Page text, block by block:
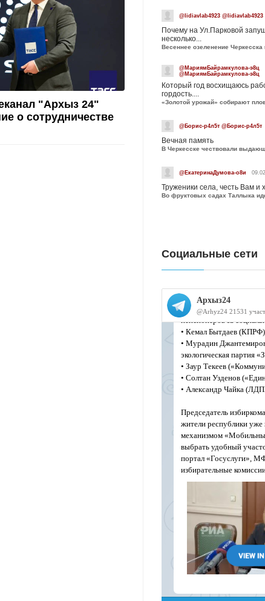
"Архыз 24"
о сотрудничестве
@lidiavlab4923 @lidiavlab4923
Почему на Ул.Парковой
несколько...
Весеннее озеленение
@МариямБайрамкулова-э8ц
@МариямБайрамкулова-э8ц
Который год восхищаюсь
гордость....
«Золотой урожай» собирают
@Борис-р4л5т @Борис-р4л5т
Вечная память
@ЕкатеринаДумова-о8и
Труженики села, честь Вам и
Во фруктовых садах Таллыка
Социальные сети